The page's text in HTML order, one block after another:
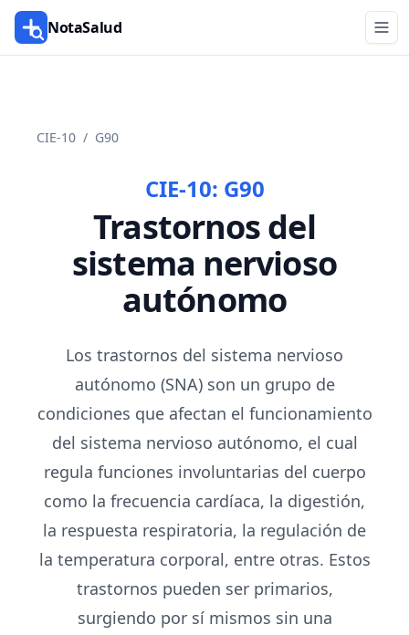
NotaSalud
CIE-10 / G90
CIE-10: G90
Trastornos del
sistema nervioso
autónomo
Los trastornos del sistema nervioso
autónomo (SNA) son un grupo de
condiciones que afectan el funcionamiento
del sistema nervioso autónomo, el cual
regula funciones involuntarias del cuerpo
como la frecuencia cardíaca, la digestión,
la respuesta respiratoria, la regulación de
la temperatura corporal, entre otras. Estos
trastornos pueden ser primarios,
surgiendo por sí mismos sin una